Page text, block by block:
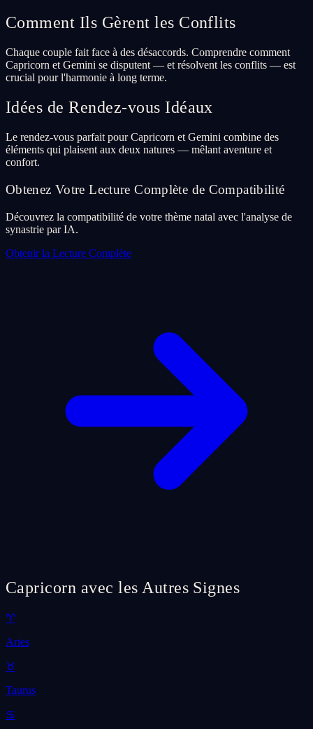
Comment Ils Gèrent les Conflits
Chaque couple fait face à des désaccords. Comprendre comment
Capricorn et Gemini se disputent — et résolvent les conflits — est
crucial pour l'harmonie à long terme.
Idées de Rendez-vous Idéaux
Le rendez-vous parfait pour Capricorn et Gemini combine des
éléments qui plaisent aux deux natures — mêlant aventure et
confort.
Obtenez Votre Lecture Complète de Compatibilité
Découvrez la compatibilité de votre thème natal avec l'analyse de
synastrie par IA.
Obtenir la Lecture Complète
Capricorn avec les Autres Signes
♈
Aries
♉
Taurus
♋